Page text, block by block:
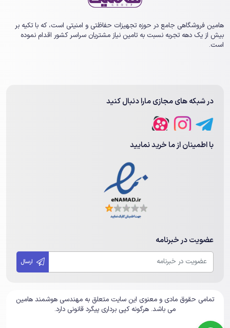
هامین فروشگاهی جامع در حوزه تجهیزات حفاظتی و امنیتی است، که با تکیه بر
بیش از یک ‏دهه تجربه نسبت به تامین نیاز مشتریان سراسر کشور اقدام نموده
است.
در شبکه های مجازی مارا دنبال کنید
با اطمینان از ما خرید نمایید
عضویت در خبرنامه
تمامی حقوق مادی و معنوی این سایت متعلق به مهندسی هوشمند هامین
می باشد. هرگونه کپی برداری پیگرد قانونی دارد.